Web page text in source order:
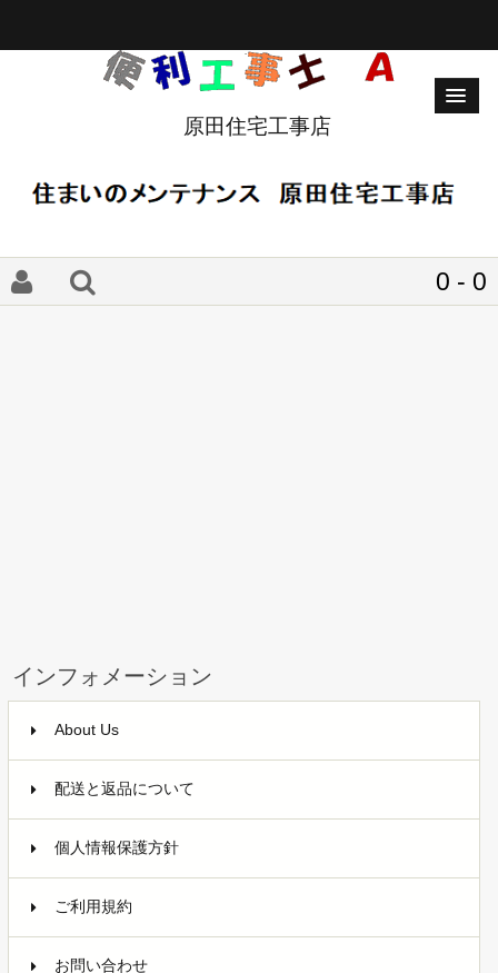
原田住宅工事店
0 - 0
インフォメーション
About Us
配送と返品について
個人情報保護方針
ご利用規約
お問い合わせ